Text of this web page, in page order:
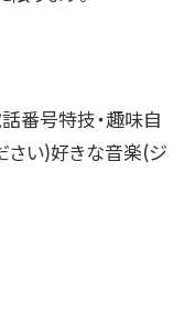
番号特技・趣味自
さい)好きな音楽(ジ